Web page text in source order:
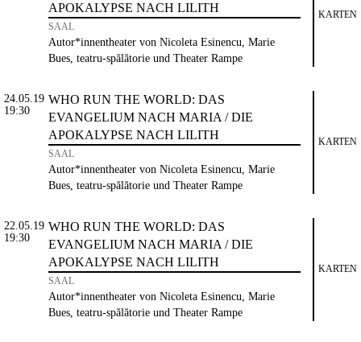
APOKALYPSE NACH LILITH
SAAL
Autor*innentheater von Nicoleta Esinencu, Marie
Bues, teatru-spălătorie und Theater Rampe
KARTEN
24.05.19
19:30
WHO RUN THE WORLD: DAS
EVANGELIUM NACH MARIA / DIE
APOKALYPSE NACH LILITH
SAAL
Autor*innentheater von Nicoleta Esinencu, Marie
Bues, teatru-spălătorie und Theater Rampe
KARTEN
22.05.19
19:30
WHO RUN THE WORLD: DAS
EVANGELIUM NACH MARIA / DIE
APOKALYPSE NACH LILITH
SAAL
Autor*innentheater von Nicoleta Esinencu, Marie
Bues, teatru-spălătorie und Theater Rampe
KARTEN